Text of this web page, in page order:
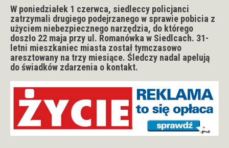
W poniedziałek 1 czerwca, siedleccy policjanci
zatrzymali drugiego podejrzanego w sprawie pobicia z
użyciem niebezpiecznego narzędzia, do którego
doszło 22 maja przy ul. Romanówka w Siedlcach. 31-
letni mieszkaniec miasta został tymczasowo
aresztowany na trzy miesiące. Śledczy nadal apelują
do świadków zdarzenia o kontakt.